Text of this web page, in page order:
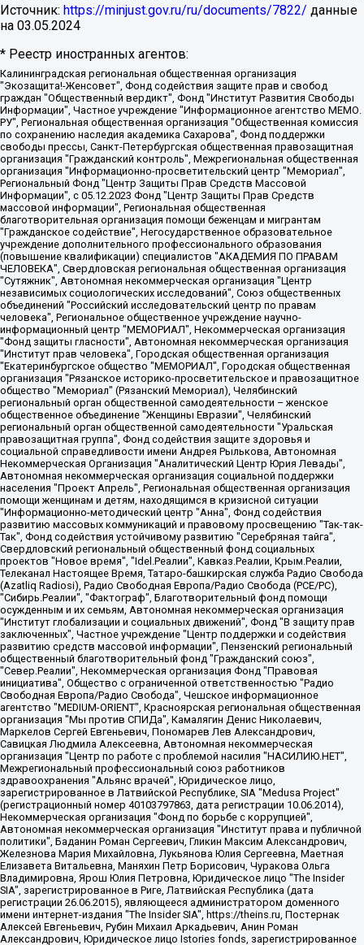
Источник: https://minjust.gov.ru/ru/documents/7822/ данные
на 03.05.2024
* Реестр иностранных агентов:
Калининградская региональная общественная организация "Экозащита!-Женсовет", Фонд содействия защите прав и свобод граждан "Общественный вердикт", Фонд "Институт Развития Свободы Информации", Частное учреждение "Информационное агентство МЕМО. РУ", Региональная общественная организация "Общественная комиссия по сохранению наследия академика Сахарова", Фонд поддержки свободы прессы, Санкт-Петербургская общественная правозащитная организация "Гражданский контроль", Межрегиональная общественная организация "Информационно-просветительский центр "Мемориал", Региональный Фонд "Центр Защиты Прав Средств Массовой Информации", с 05.12.2023 Фонд "Центр Защиты Прав Средств массовой информации", Региональная общественная благотворительная организация помощи беженцам и мигрантам "Гражданское содействие", Негосударственное образовательное учреждение дополнительного профессионального образования (повышение квалификации) специалистов "АКАДЕМИЯ ПО ПРАВАМ ЧЕЛОВЕКА", Свердловская региональная общественная организация "Сутяжник", Автономная некоммерческая организация "Центр независимых социологических исследований", Союз общественных объединений "Российский исследовательский центр по правам человека", Региональное общественное учреждение научно-информационный центр "МЕМОРИАЛ", Некоммерческая организация "Фонд защиты гласности", Автономная некоммерческая организация "Институт прав человека", Городская общественная организация "Екатеринбургское общество "МЕМОРИАЛ", Городская общественная организация "Рязанское историко-просветительское и правозащитное общество "Мемориал" (Рязанский Мемориал), Челябинский региональный орган общественной самодеятельности – женское общественное объединение "Женщины Евразии", Челябинский региональный орган общественной самодеятельности "Уральская правозащитная группа", Фонд содействия защите здоровья и социальной справедливости имени Андрея Рылькова, Автономная Некоммерческая Организация "Аналитический Центр Юрия Левады", Автономная некоммерческая организация социальной поддержки населения "Проект Апрель", Региональная общественная организация помощи женщинам и детям, находящимся в кризисной ситуации "Информационно-методический центр "Анна", Фонд содействия развитию массовых коммуникаций и правовому просвещению "Так-так-Так", Фонд содействия устойчивому развитию "Серебряная тайга", Свердловский региональный общественный фонд социальных проектов "Новое время", "Idel.Реалии", Кавказ.Реалии, Крым.Реалии, Телеканал Настоящее Время, Татаро-башкирская служба Радио Свобода (Azatliq Radiosi), Радио Свободная Европа/Радио Свобода (PCE/PC), "Сибирь.Реалии", "Фактограф", Благотворительный фонд помощи осужденным и их семьям, Автономная некоммерческая организация "Институт глобализации и социальных движений", Фонд "В защиту прав заключенных", Частное учреждение "Центр поддержки и содействия развитию средств массовой информации", Пензенский региональный общественный благотворительный фонд "Гражданский союз", "Север.Реалии", Некоммерческая организация Фонд "Правовая инициатива", Общество с ограниченной ответственностью "Радио Свободная Европа/Радио Свобода", Чешское информационное агентство "MEDIUM-ORIENT", Красноярская региональная общественная организация "Мы против СПИДа", Камалягин Денис Николаевич, Маркелов Сергей Евгеньевич, Пономарев Лев Александрович, Савицкая Людмила Алексеевна, Автономная некоммерческая организация "Центр по работе с проблемой насилия "НАСИЛИЮ.НЕТ", Межрегиональный профессиональный союз работников здравоохранения "Альянс врачей", Юридическое лицо, зарегистрированное в Латвийской Республике, SIA "Medusa Project" (регистрационный номер 40103797863, дата регистрации 10.06.2014), Некоммерческая организация "Фонд по борьбе с коррупцией", Автономная некоммерческая организация "Институт права и публичной политики", Баданин Роман Сергеевич, Гликин Максим Александрович, Железнова Мария Михайловна, Лукьянова Юлия Сергеевна, Маетная Елизавета Витальевна, Маняхин Петр Борисович, Чуракова Ольга Владимировна, Ярош Юлия Петровна, Юридическое лицо "The Insider SIA", зарегистрированное в Риге, Латвийская Республика (дата регистрации 26.06.2015), являющееся администратором доменного имени интернет-издания "The Insider SIA", https://theins.ru, Постернак Алексей Евгеньевич, Рубин Михаил Аркадьевич, Анин Роман Александрович, Юридическое лицо Istories fonds, зарегистрированное в Латвийской Республике (регистрационный номер 50008295751, дата регистрации 24.02.2020), Великовский Дмитрий Александрович, Долинина Ирина Николаевна, Мароховская Алеся Алексеевна, Шлейнов Роман Юрьевич, Шмагун Олеся Валентиновна, Общество с ограниченной ответственностью "Альтаир 2021", Общество с ограниченной ответственностью "Вега 2021", Общество с ограниченной ответственностью "Главный редактор 2021", Общество с ограниченной ответственностью "Ромашки монолит", Важенков Артем Валерьевич, Ивановская областная общественная организация "Центр гендерных исследований", Гурман Юрий Альбертович, Медиапроект "ОВД-Инфо", Егоров Владимир Владимирович, Жилинский Владимир Александрович, Общество с ограниченной ответственностью "ЗП", Иванова София Юрьевна, Карезина Инна Павловна, Кильтау Екатерина Викторовна, Петров Алексей Викторович, Пискунов Сергей Евгеньевич, Смирнов Сергей Сергеевич, Тихонов Михаил Сергеевич, Общество с ограниченной ответственностью "ЖУРНАЛИСТ-ИНОСТРАННЫЙ АГЕНТ", Арапова Галина Юрьевна, Вольтская Татьяна Анатольевна, Американская компания "Mason G.E.S. Anonymous Foundation" (США), являющаяся владельцем интернет-издания https://mnews.world/, Компания "Stichting Bellingcat", зарегистрированная в Нидерландах (дата регистрации 11.07.2018), Захаров Андрей Вячеславович, Клепиковская Екатерина Дмитриевна, Общество с ограниченной ответственностью "МЕМО", Перл Роман Александрович, Симонов Евгений Алексеевич, Соловьева Елена Анатольевна, Сотников Даниил Владимирович, Сурначева Елизавета Дмитриевна, Автономная некоммерческая организация по защите прав человека и информированию населения "Якутия – Наше Мнение", Общество с ограниченной ответственностью "Москоу диджитал медиа", с 26.01.2023 Общество с ограниченной ответственностью "Чайка Белые сады", Ветошкина Валерия Валерьевна, Заговора Максим Александрович, Межрегиональное общественное движение "Российская ЛГБТ - сеть", Оленичев Максим Владимирович, Павлов Иван Юрьевич, Скворцова Елена Сергеевна, Общество с ограниченной ответственностью "Как бы инагент", Кочетков Игорь Викторович, Общество с ограниченной ответственностью "Честные выборы", Еланчик Олег Александрович, Общество с ограниченной ответственностью "Нобелевский призыв", Гималова Регина Эмилевна, Григорьев Андрей Валерьевич, Григорьева Алина Александровна, Ассоциация по содействию защите прав призывников, альтернативнослужащих и военнослужащих "Правозащитная группа "Гражданин.Армия.Право", Хисамова Регина Фаритовна, Автономная некоммерческая организация по реализации социально-правовых программ "Лилит", Дальневосточное общественное движение "Маяк", Санкт-Петербургская ЛГБТ-инициативная группа "Выход", Инициативная группа ЛГБТ+ "Реверс", Алексеев Андрей Викторович, Бекбулатова Таисия Львовна, Беляев Иван Михайлович, Владыкина Елена Сергеевна, Гельман Марат Александрович, Никульшина Вероника Юрьевна, Толоконникова Надежда Андреевна, Шендерович Виктор Анатольевич, Общество с ограниченной ответственностью "Данное сообщение", Общество с ограниченной ответственностью Издательский дом "Новая глава", Айнбиндер Александра Александровна, Московский комьюнити-центр для ЛГБТ+инициатив, Благотворительный фонд развития филантропии, Deutsche Welle (Германия, Kurt-Schumacher-Strasse 3, 53113 Bonn), Борзунова Мария Михайловна, Воробьев Виктор Викторович, Голубева Анна Львовна, Константинова Алла Михайловна, Малкова Ирина Владимировна, Мурадов Мурад Абдулгалимович, Осетинская Елизавета Николаевна, Понасенков Евгений Николаевич, Ганапольский Матвей Юрьевич, Киселев Евгений Алексеевич, Борухович Ирина Григорьевна, Дремин Иван Тимофеевич, Дубровский Дмитрий Викторович, Красноярская региональная общественная организация поддержки и развития альтернативных образовательных технологий и межкультурных коммуникаций "ИНТЕРРА", Маяковская Екатерина Алексеевна, Фейгин Марк Захарович, Филимонов Андрей Викторович, Дзугкоева Регина Николаевна, Доброхотов Роман Александрович, Дудь Юрий Александрович, Елкин Сергей Владимирович, Кругликов Кирилл Игоревич, Сабунаева Мария Леонидовна, Семенов Алексей Владимирович, Шаинян Карен Багратович, Шульман Екатерина Михайловна, Асафьев Артур Валерьевич, Вахштайн Виктор Семенович, Венедиктов Алексей Алексеевич, Лушникова Екатерина Евгеньевна, Волков Леонид Михайлович, Невзоров Александр Глебович, Пархоменко Сергей Борисович, Сироткин Ярослав Николаевич, Кара-Мурза Владимир Владимирович, Баранова Наталья Владимировна, Гозман Леонид Яковлевич, Кагарлицкий Борис Юльевич, Климарев Михаил Валерьевич, Милов Владимир Станиславович, Автономная некоммерческая организация Краснодарский центр современного искусства "Типография", Моргенштерн Алишер Тагирович, Соболь Любовь Эдуардовна, Общество с ограниченной ответственностью "ЛИЗА НОРМ", Каспаров Гарри Кимович, Ходорковский Михаил Борисович, Общество с ограниченной ответственностью "Апрельские тезисы", Данилович Ирина Брониславовна, Кашин Олег Владимирович, Петров Николай Владимирович, Пивоваров Алексей Владимирович, Соколов Михаил Владимирович, Цветкова Юлия Владимировна, Чичваркин Евгений Александрович, Комитет против пыток/Команда против пыток, Общество с ограниченной ответственностью "Первый научный", Общество с ограниченной ответственностью "Вертолет и ко", Белоцерковская Вероника Борисовна, Кац Максим Евгеньевич, Лазарева Татьяна Юрьевна, Шаведдинов Руслан Табризович, Яшин Илья Валерьевич, Общество с ограниченной ответственностью "Иноагент ААВ", Алешковский Дмитрий Петрович, Альбац Евгения Марковна, Быков Дмитрий Львович, Галямина Юлия Евгеньевна, Лойко Сергей Леонидович, Мартынов Кирилл Константинович, Медведев Сергей Александрович, Крашенинников Федор Геннадиевич, Гордеева Катерина Вл